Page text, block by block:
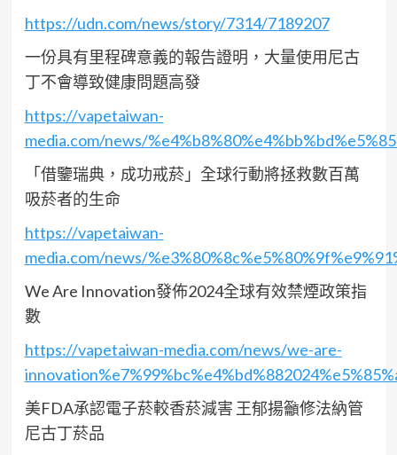
https://udn.com/news/story/7314/7189207
一份具有里程碑意義的報告證明，大量使用尼古
丁不會導致健康問題高發
https://vapetaiwan-
media.com/news/
「借鑒瑞典，成功戒菸」全球行動將拯救數百萬
吸菸者的生命
https://vapetaiwan-
media.com/news/
We Are Innovation發佈2024全球有效禁煙政策指
數
https://vapetaiwan-media.com/news/we-are-
美FDA承認電子菸較香菸減害 王郁揚籲修法納管
尼古丁菸品